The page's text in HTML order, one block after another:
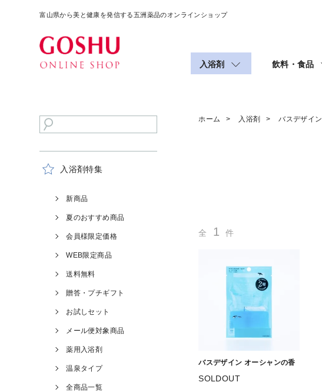
富山県から美と健康を発信する五洲薬品のオンラインショップ
入浴剤 飲料・食品
ホーム 入浴剤 バスデザイン
全 1 件
バスデザイン オーシャンの香
SOLDOUT
入浴剤特集
新商品
夏のおすすめ商品
会員様限定価格
WEB限定商品
送料無料
贈答・プチギフト
お試しセット
メール便対象商品
薬用入浴剤
温泉タイプ
全商品一覧